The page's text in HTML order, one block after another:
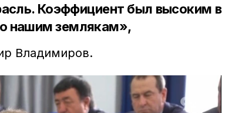
Коэффициент был высоким в
нашим землякам»,
Владимиров.